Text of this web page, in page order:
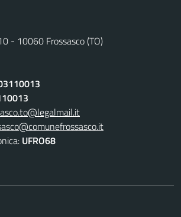
- 10060 Frossasco (TO)
UFRO68